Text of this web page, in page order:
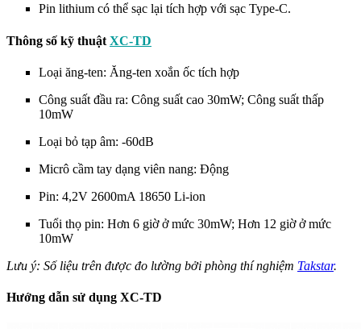
Pin lithium có thể sạc lại tích hợp với sạc Type-C.
Thông số kỹ thuật XC-TD
Loại ăng-ten: Ăng-ten xoắn ốc tích hợp
Công suất đầu ra: Công suất cao 30mW; Công suất thấp
10mW
Loại bỏ tạp âm: -60dB
Micrô cầm tay dạng viên nang: Động
Pin: 4,2V 2600mA 18650 Li-ion
Tuổi thọ pin: Hơn 6 giờ ở mức 30mW; Hơn 12 giờ ở mức
10mW
Lưu ý: Số liệu trên được đo lường bởi phòng thí nghiệm Takstar.
Hướng dẫn sử dụng XC-TD